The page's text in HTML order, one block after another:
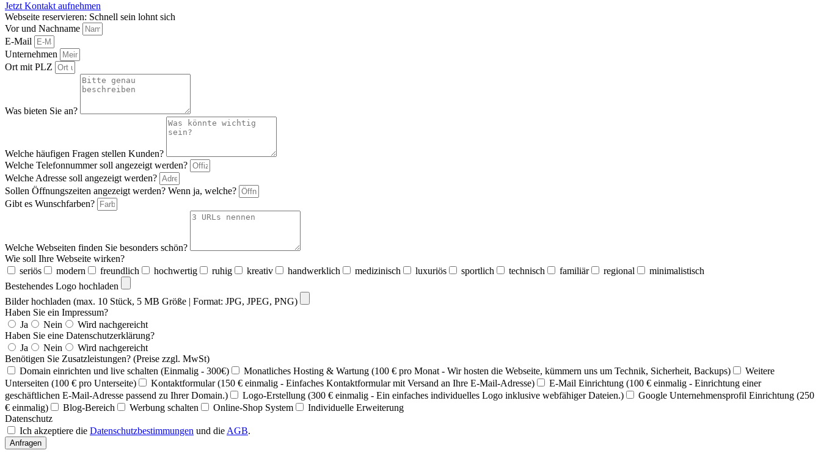
Jetzt Kontakt aufnehmen
Webseite reservieren: Schnell sein lohnt sich
Vor und Nachname
E-Mail
Unternehmen
Ort mit PLZ
Was bieten Sie an?
Welche häufigen Fragen stellen Kunden?
Welche Telefonnummer soll angezeigt werden?
Welche Adresse soll angezeigt werden?
Sollen Öffnungszeiten angezeigt werden? Wenn ja, welche?
Gibt es Wunschfarben?
Welche Webseiten finden Sie besonders schön?
Wie soll Ihre Webseite wirken?
seriös
modern freundlich hochwertig ruhig kreativ handwerklich medizinisch luxuriös sportlich technisch familiär regional
minimalistisch
Bestehendes Logo hochladen
Bilder hochladen (max. 10 Stück, 5 MB Größe | Format: JPG, JPEG, PNG)
Haben Sie ein Impressum?
Ja
Nein
Wird nachgereicht
Haben Sie eine Datenschutzerklärung?
Ja
Nein
Wird nachgereicht
Benötigen Sie Zusatzleistungen? (Preise zzgl. MwSt)
Domain einrichten und live schalten (Einmalig - 300€)
Monatliches Hosting & Wartung (100 € pro Monat - Wir hosten die Webseite, kümmern uns um Technik, Sicherheit, Backups)
Weitere
Unterseiten (100 € pro Unterseite)
Kontaktformular (150 € einmalig - Einfaches Kontaktformular mit Versand an Ihre E-Mail-Adresse)
E-Mail Einrichtung (100 € einmalig - Einrichtung einer
geschäftlichen E-Mail-Adresse passend zu Ihrer Domain.)
Logo-Erstellung (300 € einmalig - Ein einfaches individuelles Logo inklusive webfähiger Dateien.)
Google Unternehmensprofil Einrichtung (250
€ einmalig)
Blog-Bereich Werbung schalten Online-Shop System
Individuelle Erweiterung
Datenschutz
Ich akzeptiere die Datenschutzbestimmungen und die AGB.
Anfragen